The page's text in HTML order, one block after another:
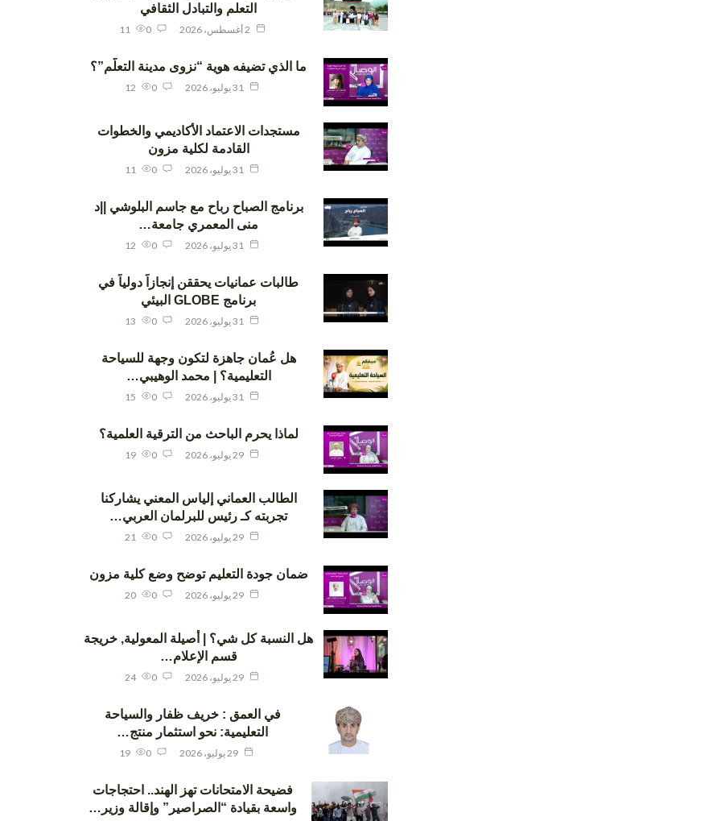
التعلم والتبادل الثقافي
0
ما الذي تضيفه هوية “نزوى مدينة التعلّم”؟
مستجدات الاعتماد الأكاديمي والخطوات
القادمة لكلية مزون
برنامج الصباح رباح مع جاسم البلوشي ||د
منى المعمري جامعة…
طالبات عمانيات يحققن إنجازاً دولياً في
برنامج GLOBE البيئي
هل عُمان جاهزة لتكون وجهة للسياحة
التعليمية؟ | محمد الوهيبي…
لماذا يحرم الباحث من الترقية العلمية؟
الطالب العماني إلياس المعني يشاركنا
تجربته كـ رئيس للبرلمان العربي…
ضمان جودة التعليم توضح وضع كلية مزون
هل النسبة كل شي؟ | أصيلة المعولية, خريجة
قسم الإعلام…
24
في العمق : خريف ظفار والسياحة
التعليمية: نحو استثمار منتج…
29 يوليو، 2026 0
19
فضيحة الامتحانات تهز الهند.. احتجاجات
واسعة بقيادة “الصراصير” وإقالة وزير…